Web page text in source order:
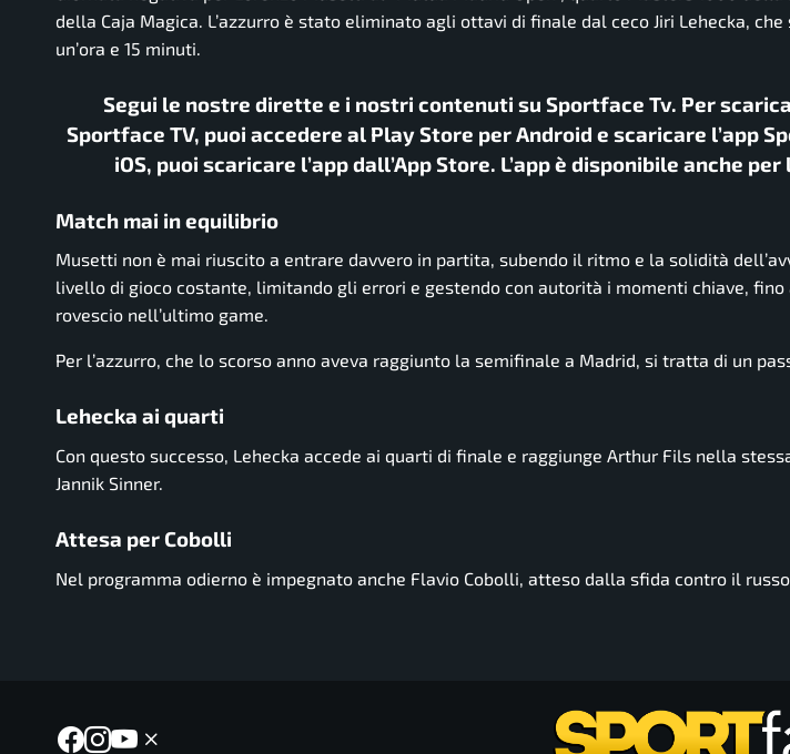
della Caja Magica. L’azzurro è stato eliminato agli ottavi di finale dal ceco Jiri Lehecka ,
un’ora e 15 minuti.
Segui le nostre dirette e i nostri contenuti su Sportface Tv. Per
Sportface TV, puoi accedere al Play Store per Android e scaricare l’app
iOS, puoi scaricare l’app dall’App Store. L’app è disponibile anche per
Match mai in equilibrio
Musetti non è mai riuscito a entrare davvero in partita, subendo il ritmo e la solidità
livello di gioco costante, limitando gli errori e gestendo con autorità i momenti chiave,
rovescio nell’ultimo game.
Per l’azzurro, che lo scorso anno aveva raggiunto la semifinale a Madrid, si tratta di un
Lehecka ai quarti
Con questo successo, Lehecka accede ai quarti di finale e raggiunge Arthur Fils nella
Jannik Sinner.
Attesa per Cobolli
Nel programma odierno è impegnato anche Flavio Cobolli , atteso dalla sfida contro il russo